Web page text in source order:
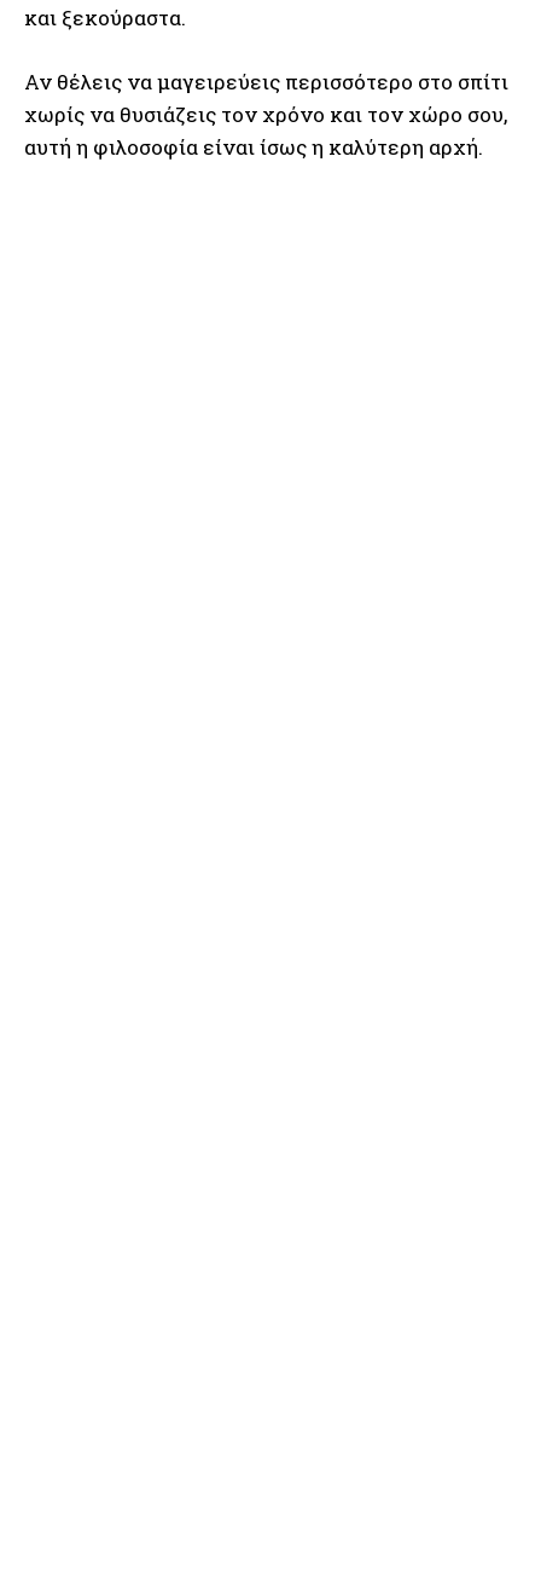
και ξεκούραστα.
Αν θέλεις να μαγειρεύεις περισσότερο στο σπίτι
χωρίς να θυσιάζεις τον χρόνο και τον χώρο σου,
αυτή η φιλοσοφία είναι ίσως η καλύτερη αρχή.